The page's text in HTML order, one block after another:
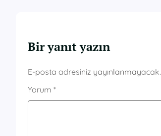
Bir yanıt yazın
E-posta adresiniz yayınlanmayacak.
Yorum *